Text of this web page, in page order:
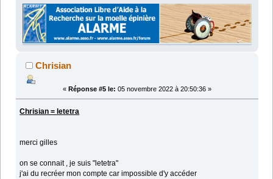
Chrisian
« Réponse #5 le: 05 novembre 2022 à 20:50:36 »
Chrisian = letetra
merci gilles
on se connait , je suis "letetra"
j'ai du recréer mon compte car impossible d'y accéder